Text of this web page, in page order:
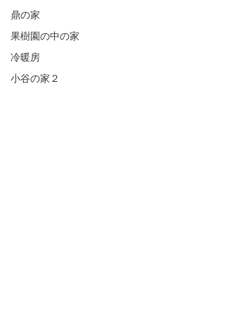
鼎の家
果樹園の中の家
冷暖房
小谷の家２